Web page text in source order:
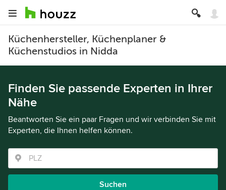
Küchenhersteller, Küchenplaner &
Küchenstudios in Nidda
Finden Sie passende Experten in Ihrer
Nähe
Beantworten Sie ein paar Fragen und wir verbinden Sie mit
Experten, die Ihnen helfen können.
Suchen